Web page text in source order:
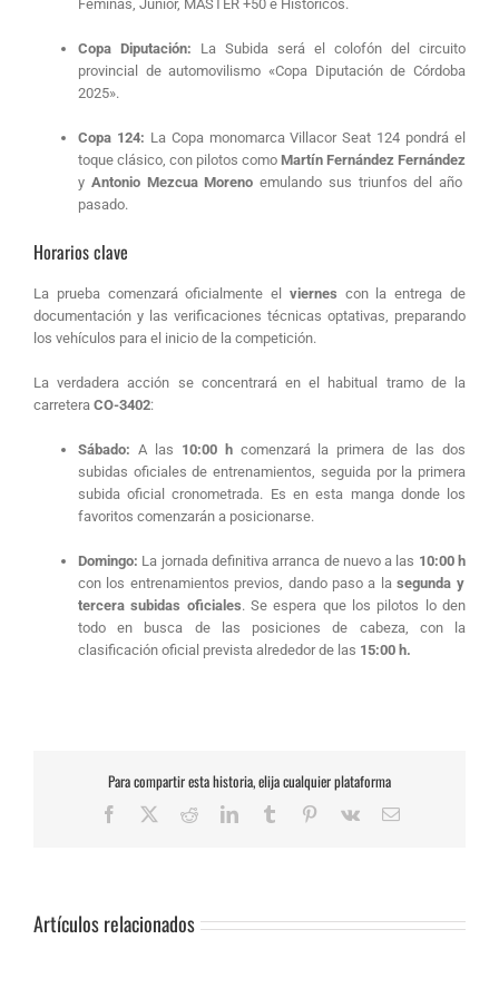
Féminas, Junior, MASTER +50 e Históricos.
Copa Diputación: La Subida será el colofón del circuito
provincial de automovilismo «Copa Diputación de Córdoba
2025».
Copa 124: La Copa monomarca Villacor Seat 124 pondrá el
toque clásico, con pilotos comoMartín Fernández Fernández
y Antonio Mezcua Moreno emulando sus triunfos del año
pasado.
Horarios clave
La prueba comenzará oficialmente el viernes con la entrega de
documentación y las verificaciones técnicas optativas, preparando
los vehículos para el inicio de la competición.
La verdadera acción se concentrará en el habitual tramo de la
carretera CO-3402:
Sábado: A las 10:00 hcomenzará la primera de las dos
subidas oficiales de entrenamientos, seguida por la primera
subida oficial cronometrada. Es en esta manga donde los
favoritos comenzarán a posicionarse.
Domingo: La jornada definitiva arranca de nuevo a las 10:00 h
con los entrenamientos previos, dando paso a lasegunda y
tercera subidas oficiales.Se espera que los pilotos lo den
todo en busca de las posiciones de cabeza, con la
clasificación oficial prevista alrededor de las 15:00 h.
Para compartir esta historia, elija cualquier plataforma
Facebook RedditLinkedInTumblr Pinterest
Vk
Correo
Artículos relacionados